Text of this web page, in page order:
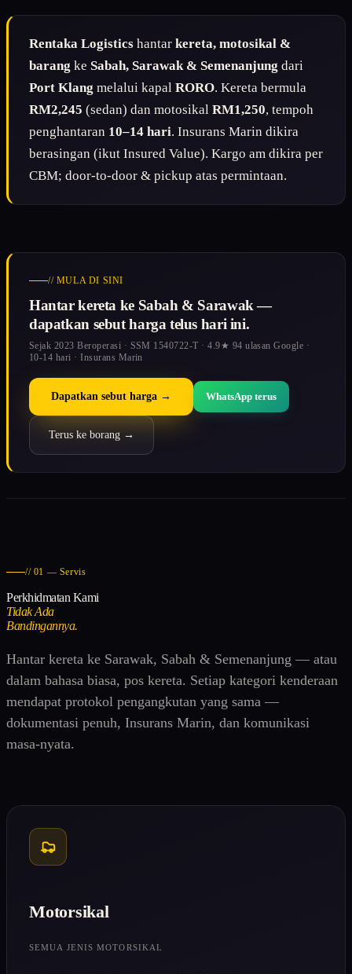
Rentaka Logistics hantar kereta, motosikal &
barang ke Sabah, Sarawak & Semenanjung dari
Port Klang melalui kapal RORO. Kereta bermula
RM2,245 (sedan) dan motosikal RM1,250, tempoh
penghantaran 10–14 hari. Insurans Marin dikira
berasingan (ikut Insured Value). Kargo am dikira per
CBM; door-to-door & pickup atas permintaan.
// MULA DI SINI
Hantar kereta ke Sabah & Sarawak —
dapatkan sebut harga telus hari ini.
Sejak 2023 Beroperasi · SSM 1540722-T · 4.9★ 94 ulasan Google ·
10-14 hari · Insurans Marin
Dapatkan sebut harga → WhatsApp terus
Terus ke borang →
// 01 — Servis
Perkhidmatan Kami
Tidak Ada
Bandingannya.
Hantar kereta ke Sarawak, Sabah & Semenanjung — atau
dalam bahasa biasa, pos kereta. Setiap kategori kenderaan
mendapat protokol pengangkutan yang sama —
dokumentasi penuh, Insurans Marin, dan komunikasi
masa-nyata.
Motorsikal
SEMUA JENIS MOTORSIKAL